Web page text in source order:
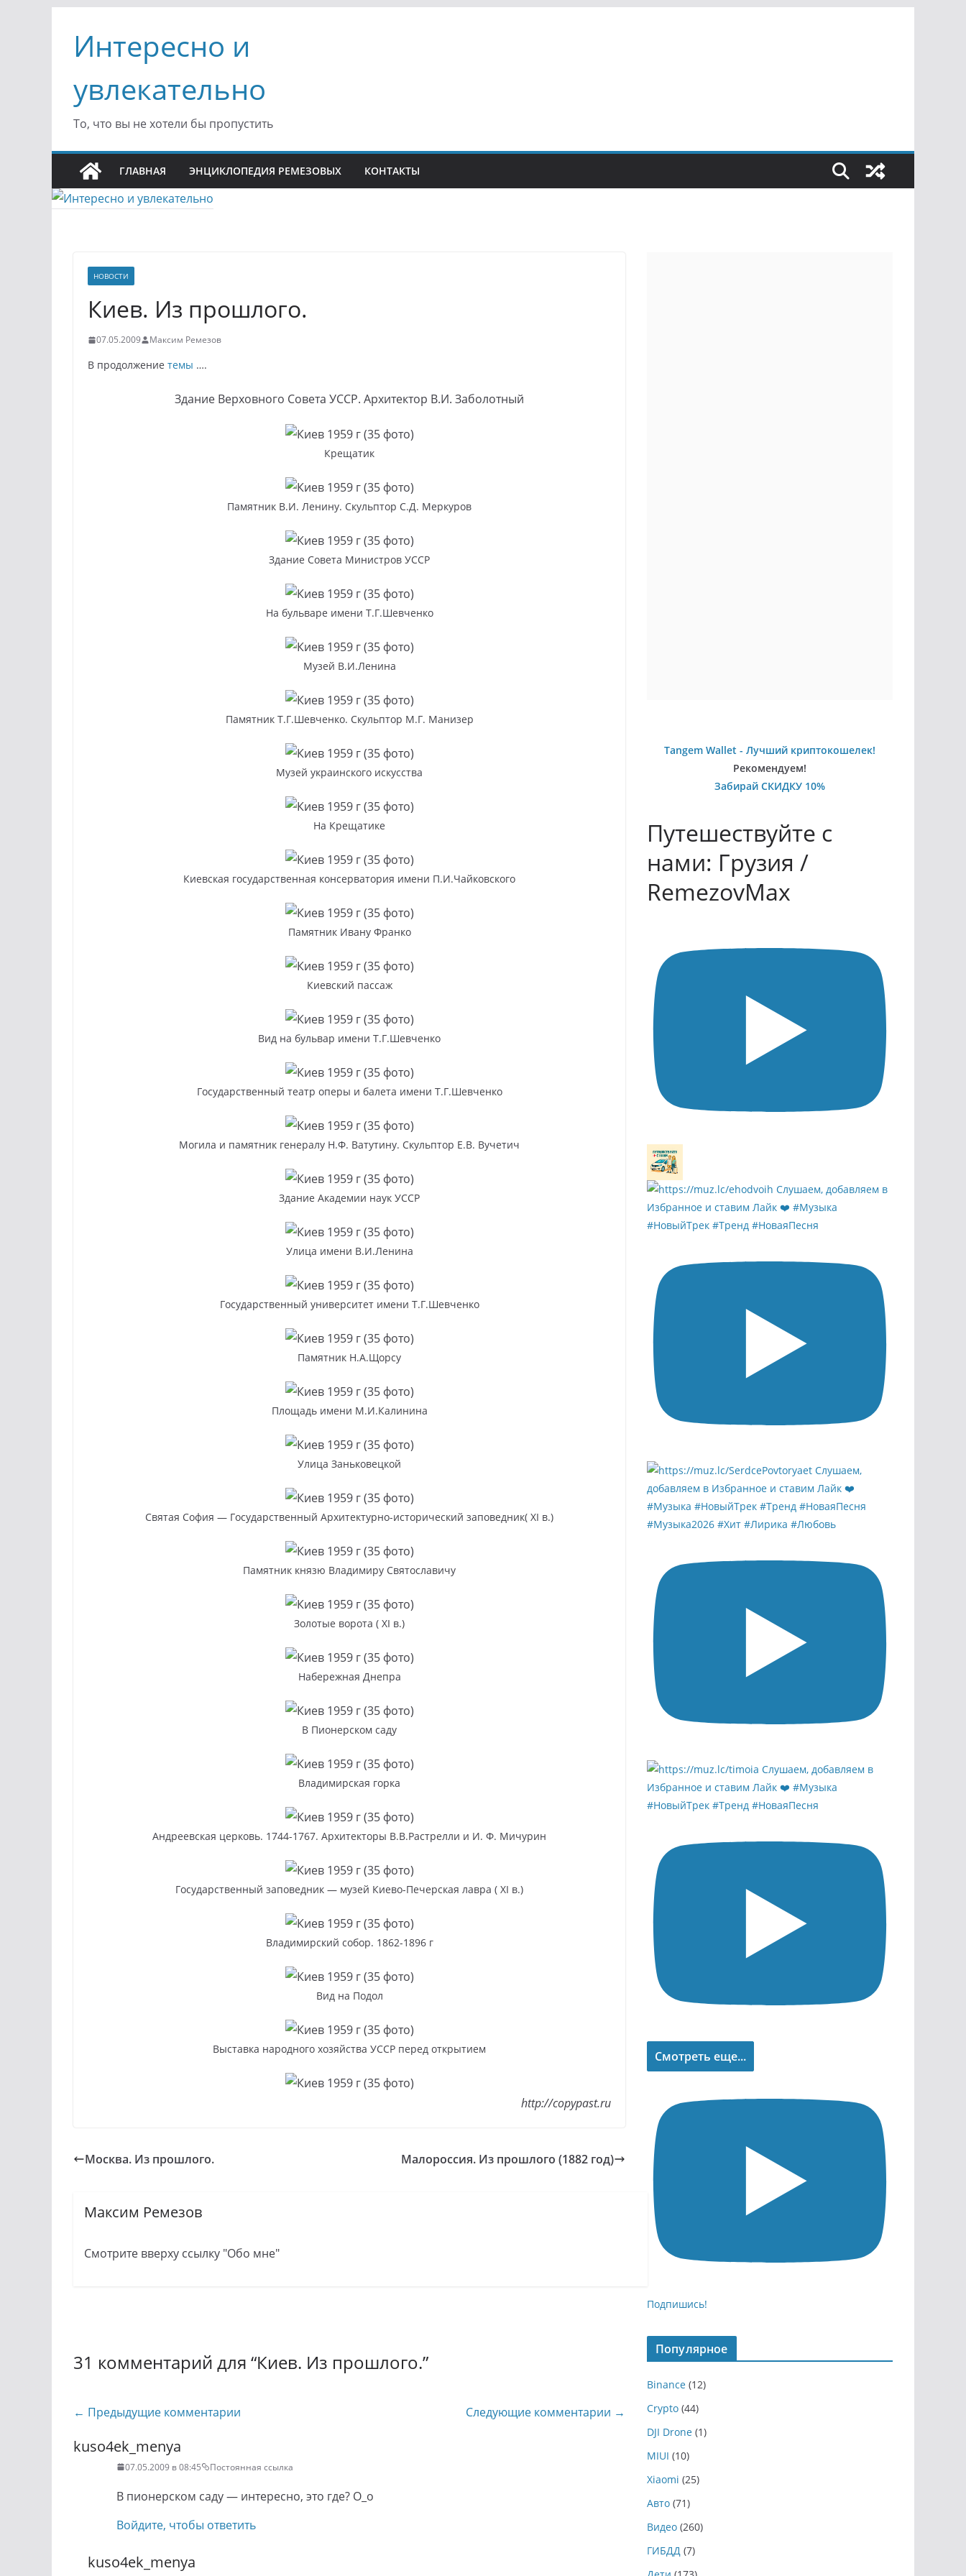
содержимому
Интересно и
увлекательно
То, что вы не хотели бы пропустить
ГЛАВНАЯ ЭНЦИКЛОПЕДИЯ РЕМЕЗОВЫХ КОНТАКТЫ
НОВОСТИ
Киев. Из прошлого.
07.05.2009 Максим Ремезов
В продолжение темы ….
Здание Верховного Совета УССР. Архитектор В.И. Заболотный
Крещатик
Памятник В.И. Ленину. Скульптор С.Д. Меркуров
Здание Совета Министров УССР
На бульваре имени Т.Г.Шевченко
Музей В.И.Ленина
Памятник Т.Г.Шевченко. Скульптор М.Г. Манизер
Музей украинского искусства
На Крещатике
Киевская государственная консерватория имени П.И.Чайковского
Памятник Ивану Франко
Киевский пассаж
Вид на бульвар имени Т.Г.Шевченко
Государственный театр оперы и балета имени Т.Г.Шевченко
Могила и памятник генералу Н.Ф. Ватутину. Скульптор Е.В. Вучетич
Здание Академии наук УССР
Улица имени В.И.Ленина
Государственный университет имени Т.Г.Шевченко
Памятник Н.А.Щорсу
Площадь имени М.И.Калинина
Улица Заньковецкой
Святая София — Государственный Архитектурно-исторический заповедник( XI в.)
Памятник князю Владимиру Святославичу
Золотые ворота ( XI в.)
Набережная Днепра
В Пионерском саду
Владимирская горка
Андреевская церковь. 1744-1767. Архитекторы В.В.Растрелли и И. Ф. Мичурин
Государственный заповедник — музей Киево-Печерская лавра ( XI в.)
Владимирский собор. 1862-1896 г
Вид на Подол
Выставка народного хозяйства УССР перед открытием
http://copypast.ru
Москва. Из прошлого. Малороссия. Из прошлого (1882 год)
Максим Ремезов
Смотрите вверху ссылку "Обо мне"
31 комментарий для “Киев. Из прошлого.”
Навигация
комментариям
← Предыдущие комментарии Следующие комментарии →
kuso4ek_menya
07.05.2009 в 08:45 Постоянная ссылка
В пионерском саду — интересно, это где? О_о
Войдите, чтобы ответить
kuso4ek_menya
Tangem Wallet - Лучший криптокошелек!
Рекомендуем!
Забирай СКИДКУ 10%
Путешествуйте с
нами: Грузия /
RemezovMax
Смотреть еще...
Подпишись!
Популярное
Binance (12)
Crypto (44)
DJI Drone (1)
MIUI (10)
Xiaomi (25)
Авто (71)
Видео (260)
ГИБДД (7)